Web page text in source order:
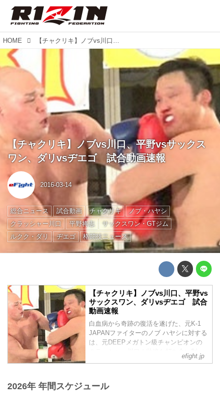
HOME 【チャクリキ】ノブvs川口、平野vsサックスワン、ダリvsヂエゴ 試合動画速報
【チャクリキ】ノブvs川口、平野vsサックス
ワン、ダリvsヂエゴ 試合動画速報
2016-03-14
総合ニュース 試合動画 チャクリキ
ノブ・ハヤシ
クラッシャー川口
平野将志
サックスワン・GTジム
ルクク・ダリ
ヂエゴ 格闘技ニュース
【チャクリキ】ノブvs川口、平野vs
サックスワン、ダリvsヂエゴ 試合
動画速報
白血病から奇跡の復活を遂げた、元K-1
JAPANファイターのノブ ハヤシに対する
は、元DEEPメガトン級チャンピオンの
クラッシャー川口！壮絶な打ち合い制
し、最後にリングに立つのは誰だ！？そ
efight.jp
2026年 年間スケジュール